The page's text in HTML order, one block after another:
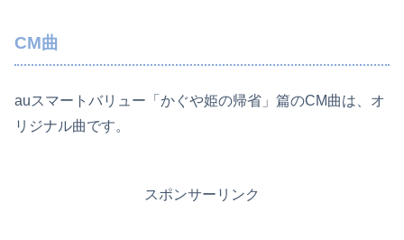
CM曲
auスマートバリュー「かぐや姫の帰省」篇のCM曲は、オ
リジナル曲です。
スポンサーリンク